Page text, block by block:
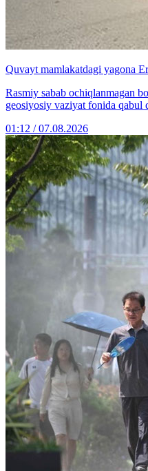
Quvayt mamlakatdagi yagona
Rasmiy sabab ochiqlanmagan
geosiyosiy vaziyat fonida qabul
01:12 / 07.08.2026